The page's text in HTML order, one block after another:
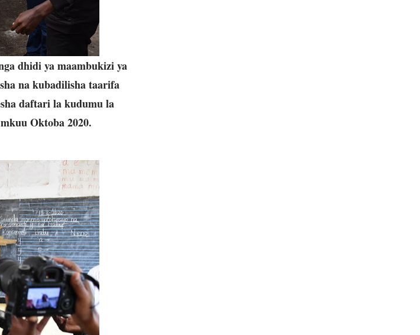
dhidi ya maambukizi ya
na kubadilisha taarifa
daftari la kudumu la
Oktoba 2020.